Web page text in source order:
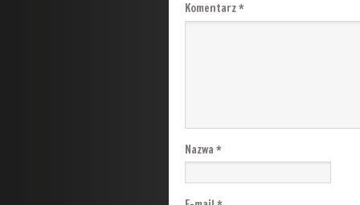
Komentarz*
Nazwa *